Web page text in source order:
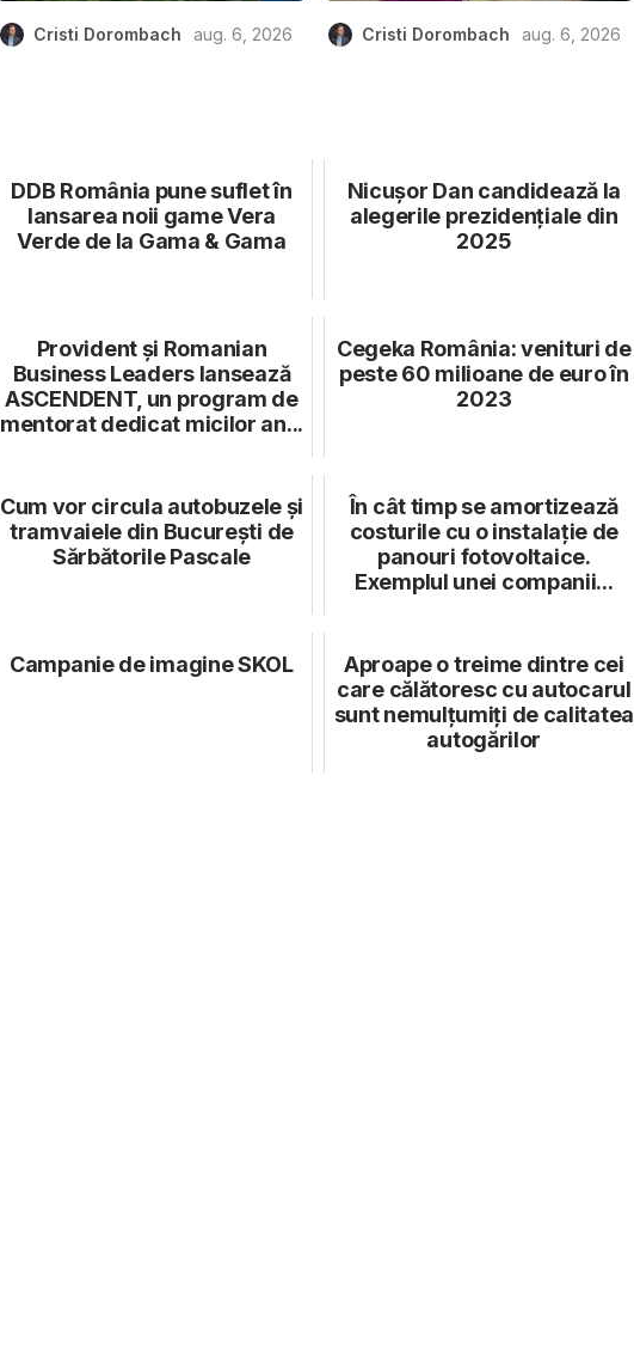
Cristi Dorombach aug. 6, 2026 Cristi Dorombach aug. 6, 2026
DDB România pune suflet în
lansarea noii game Vera
Verde de la Gama & Gama
Nicușor Dan candidează la
alegerile prezidențiale din
2025
Provident și Romanian
Business Leaders lansează
ASCENDENT, un program de
mentorat dedicat micilor an...
Cegeka România: venituri de
peste 60 milioane de euro în
2023
Cum vor circula autobuzele și
tramvaiele din București de
Sărbătorile Pascale
În cât timp se amortizează
costurile cu o instalație de
panouri fotovoltaice.
Exemplul unei companii...
Campanie de imagine SKOL
Aproape o treime dintre cei
care călătoresc cu autocarul
sunt nemulțumiți de calitatea
autogărilor